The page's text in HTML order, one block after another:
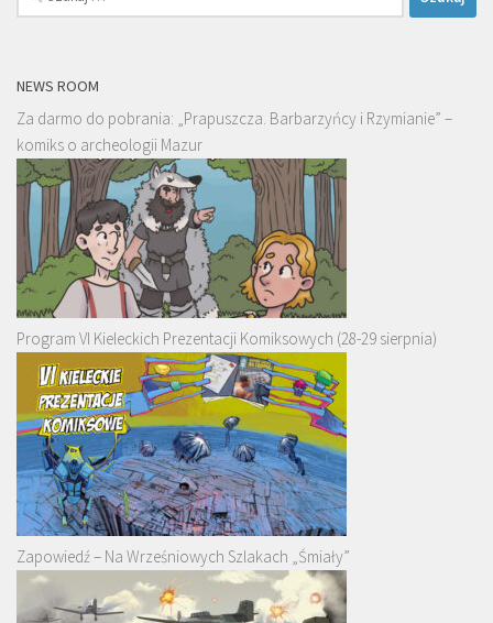
NEWS ROOM
Za darmo do pobrania: „Prapuszcza. Barbarzyńcy i Rzymianie” –
komiks o archeologii Mazur
Program VI Kieleckich Prezentacji Komiksowych (28-29 sierpnia)
Zapowiedź – Na Wrześniowych Szlakach „Śmiały”